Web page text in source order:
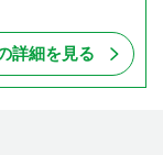
詳細を見る